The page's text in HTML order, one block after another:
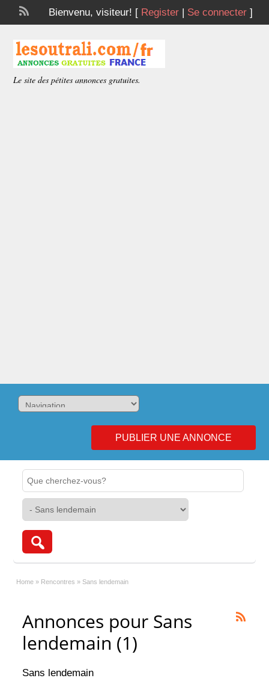
Bienvenu, visiteur! [ Register| Se connecter]
Le site des pétites annonces gratuites.
PUBLIER UNE ANNONCE
Home » Rencontres » Sans lendemain
Annonces pour Sans
lendemain (1)
Sans lendemain